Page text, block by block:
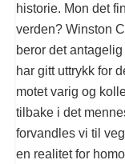
historie. Mon det
verden? Winston
beror det
har gitt uttrykk for
motet varig og
tilbake i det
forvandles vi til
en realitet for